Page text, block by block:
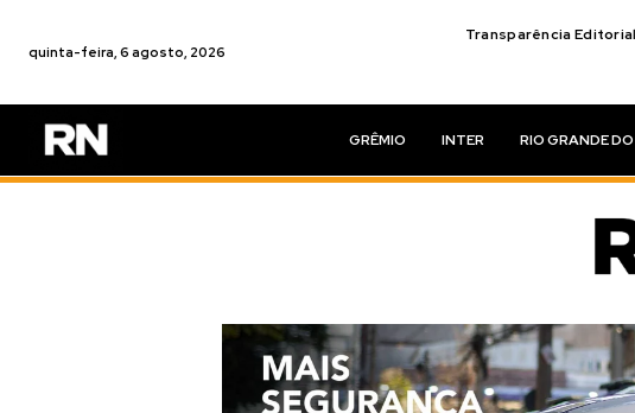
quinta-feira, 6 agosto, 2026
Transparência Editorial
GRÊMIO INTER RIO GRANDE